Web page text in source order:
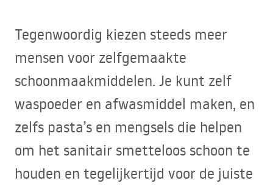
Tegenwoordig kiezen steeds meer
mensen voor zelfgemaakte
schoonmaakmiddelen. Je kunt zelf
waspoeder en afwasmiddel maken, en
zelfs pasta’s en mengsels die helpen
om het sanitair smetteloos schoon te
houden en tegelijkertijd voor de juiste